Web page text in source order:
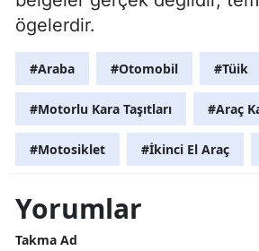
ögelerdir.
#Araba #Otomobil #Tüik
#Motorlu Kara Taşıtları #Araç
#Motosiklet #İkinci El Araç
Yorumlar
Takma Ad